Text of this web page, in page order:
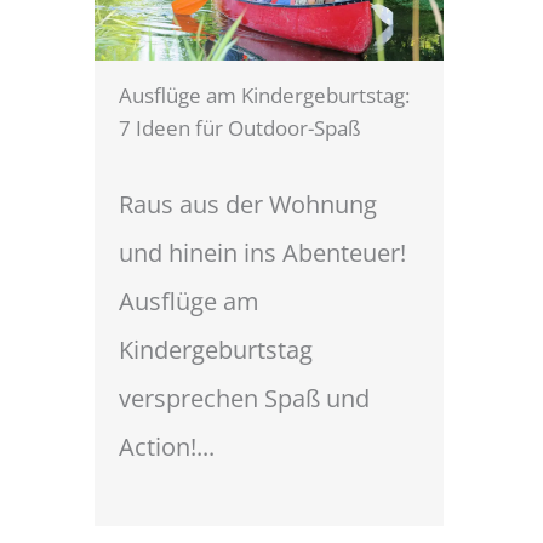
Ausflüge am Kindergeburtstag:
7 Ideen für Outdoor-Spaß
Raus aus der Wohnung
und hinein ins Abenteuer!
Ausflüge am
Kindergeburtstag
versprechen Spaß und
Action!...